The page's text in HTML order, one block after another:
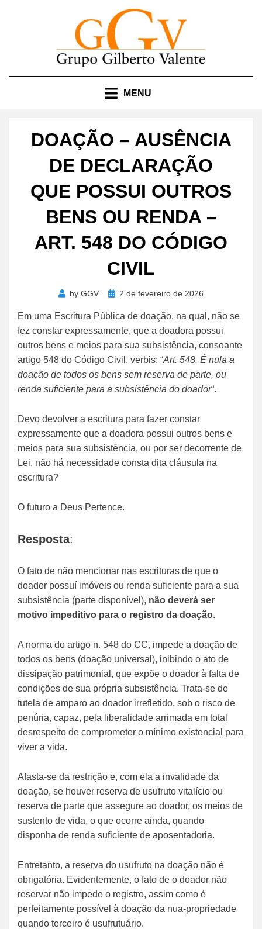
MENU
DOAÇÃO – AUSÊNCIA
DE DECLARAÇÃO
QUE POSSUI OUTROS
BENS OU RENDA –
ART. 548 DO CÓDIGO
CIVIL
by GGV
Posted2 de fevereiro de 2026
Em uma Escritura Pública de doação, na qual, não se
fez constar expressamente, que a doadora possui
outros bens e meios para sua subsistência, consoante
artigo 548 do Código Civil, verbis: “Art. 548. É nula a
doação de todos os bens sem reserva de parte, ou
renda suficiente para a subsistência do doador“.
Devo devolver a escritura para fazer constar
expressamente que a doadora possui outros bens e
meios para sua subsistência, ou por ser decorrente de
Lei, não há necessidade consta dita cláusula na
escritura?
O futuro a Deus Pertence.
Resposta:
O fato de não mencionar nas escrituras de que o
doador possuí imóveis ou renda suficiente para a sua
subsistência (parte disponível), não deverá ser
motivo impeditivo para o registro da doação.
A norma do artigo n. 548 do CC, impede a doação de
todos os bens (doação universal), inibindo o ato de
dissipação patrimonial, que expõe o doador à falta de
condições de sua própria subsistência. Trata-se de
tutela de amparo ao doador irrefletido, sob o risco de
penúria, capaz, pela liberalidade arrimada em total
desrespeito de comprometer o mínimo existencial para
viver a vida.
Afasta-se da restrição e, com ela a invalidade da
doação, se houver reserva de usufruto vitalício ou
reserva de parte que assegure ao doador, os meios de
sustento de vida, o que ocorre ainda, quando
disponha de renda suficiente de aposentadoria.
Entretanto, a reserva do usufruto na doação não é
obrigatória. Evidentemente, o fato de o doador não
reservar não impede o registro, assim como é
perfeitamente possível à doação da nua-propriedade
quando terceiro é usufrutuário.